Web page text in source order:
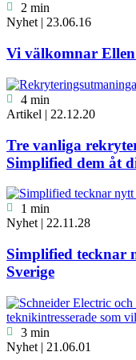

2 min
Nyhet| 23.06.16
Vi välkomnar

4 min
Artikel | 22.12.20
Tre vanliga
Simplified dem åt

1 min
Nyhet | 22.11.28
Simplified tecknar
Sverige

3 min
Nyhet | 21.06.01